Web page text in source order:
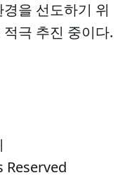
을 선도하기 위
극 추진 중이다.
Reserved